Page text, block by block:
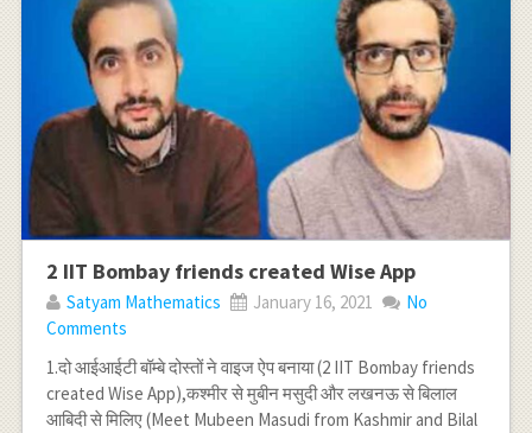
2 IIT Bombay friends created Wise App
Satyam Mathematics January 16, 2021
No
Comments
1.दो आईआईटी बॉम्बे दोस्तों ने वाइज ऐप बनाया (2 IIT Bombay friends
created Wise App),कश्मीर से मुबीन मसुदी और लखनऊ से बिलाल
आबिदी से मिलिए (Meet Mubeen Masudi from Kashmir and Bilal